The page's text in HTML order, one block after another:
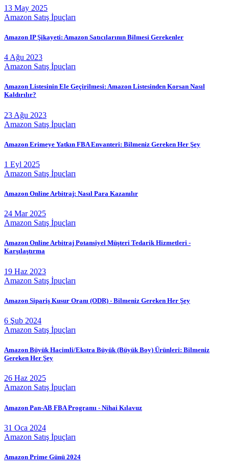
13 May 2025
Amazon Satış İpuçları
Amazon IP Şikayeti: Amazon Satıcılarının Bilmesi Gerekenler
4 Ağu 2023
Amazon Satış İpuçları
Amazon Listesinin Ele Geçirilmesi: Amazon Listesinden Korsan Nasıl
Kaldırılır?
23 Ağu 2023
Amazon Satış İpuçları
Amazon Erimeye Yatkın FBA Envanteri: Bilmeniz Gereken Her Şey
1 Eyl 2025
Amazon Satış İpuçları
Amazon Online Arbitraj: Nasıl Para Kazanılır
24 Mar 2025
Amazon Satış İpuçları
Amazon Online Arbitraj Potansiyel Müşteri Tedarik Hizmetleri -
Karşılaştırma
19 Haz 2023
Amazon Satış İpuçları
Amazon Sipariş Kusur Oranı (ODR) - Bilmeniz Gereken Her Şey
6 Şub 2024
Amazon Satış İpuçları
Amazon Büyük Hacimli/Ekstra Büyük (Büyük Boy) Ürünleri: Bilmeniz
Gereken Her Şey
26 Haz 2025
Amazon Satış İpuçları
Amazon Pan-AB FBA Programı - Nihai Kılavuz
31 Oca 2024
Amazon Satış İpuçları
Amazon Prime Günü 2024